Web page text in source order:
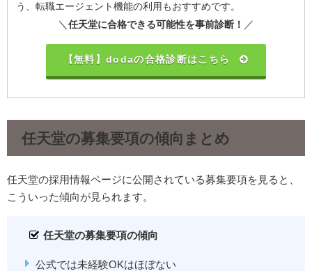
う、転職エージェント機能の利用もおすすめです。
＼ 任天堂に合格できる可能性を事前診断！ ／
【無料】dodaの合格診断はこちら
任天堂の募集要項の傾向まとめ
任天堂の採用情報ページに公開されている募集要項を見ると、
こういった傾向が見られます。
任天堂の募集要項の傾向
公式では未経験OKはほぼない